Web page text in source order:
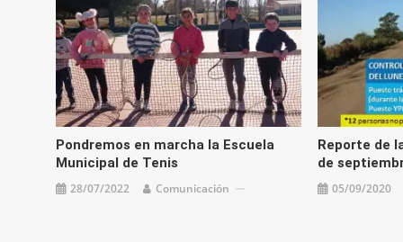
Pondremos en marcha la Escuela
Municipal de Tenis
28/07/2022 Comunicación
Reporte de
de
05/09/2020